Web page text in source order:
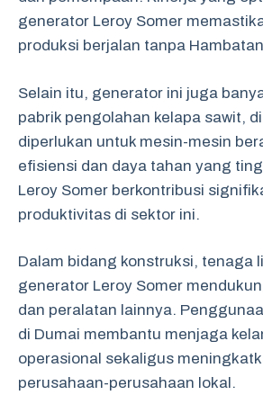
generator Leroy Somer
produksi berjalan tanpa
Selain itu, generator ini juga
pabrik pengolahan kelapa sawit,
diperlukan untuk mesin-mesin
efisiensi dan daya tahan yang
Leroy Somer berkontribusi
produktivitas di sektor ini.
Dalam bidang konstruksi, tenaga
generator Leroy Somer
dan peralatan lainnya.
di Dumai membantu menjaga
operasional sekaligus
perusahaan-perusahaan lokal.